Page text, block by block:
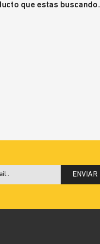
que estas buscando.
ENVIAR